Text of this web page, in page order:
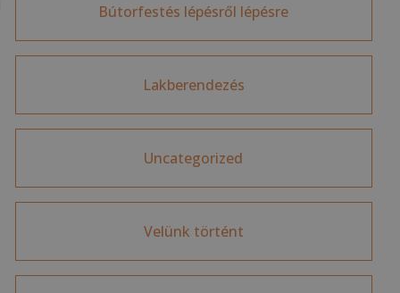
Bútorfestés lépésről lépésre
Lakberendezés
Uncategorized
Velünk történt